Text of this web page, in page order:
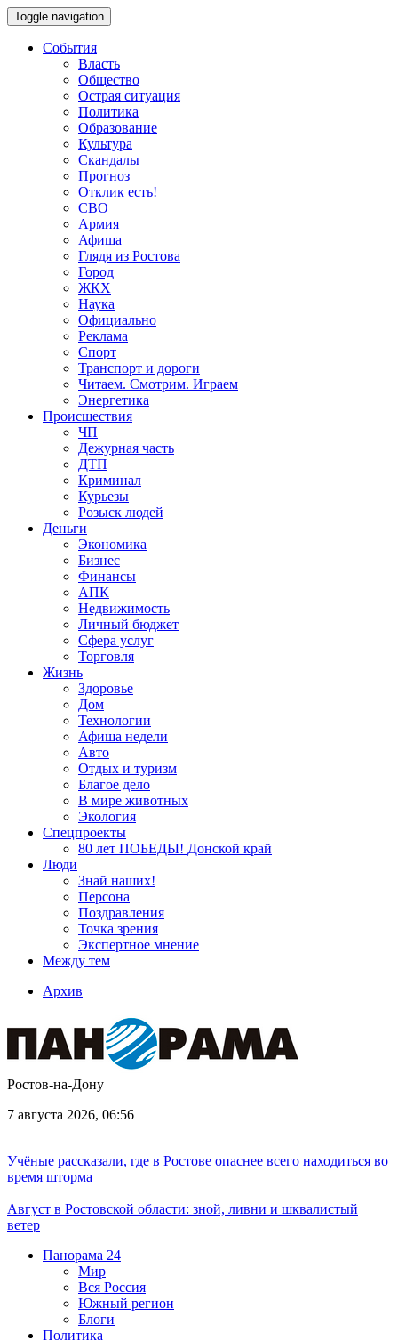
Toggle navigation
События
Власть
Общество
Острая ситуация
Политика
Образование
Культура
Скандалы
Прогноз
Отклик есть!
СВО
Армия
Афиша
Глядя из Ростова
Город
ЖКХ
Наука
Официально
Реклама
Спорт
Транспорт и дороги
Читаем. Смотрим. Играем
Энергетика
Происшествия
ЧП
Дежурная часть
ДТП
Криминал
Курьезы
Розыск людей
Деньги
Экономика
Бизнес
Финансы
АПК
Недвижимость
Личный бюджет
Сфера услуг
Торговля
Жизнь
Здоровье
Дом
Технологии
Афиша недели
Авто
Отдых и туризм
Благое дело
В мире животных
Экология
Спецпроекты
80 лет ПОБЕДЫ! Донской край
Люди
Знай наших!
Персона
Поздравления
Точка зрения
Экспертное мнение
Между тем
Архив
Ростов-на-Дону
7 августа 2026, 06:56
Учёные рассказали, где в Ростове опаснее всего находиться во
время шторма
Август в Ростовской области: зной, ливни и шквалистый
ветер
Панорама 24
Мир
Вся Россия
Южный регион
Блоги
Политика